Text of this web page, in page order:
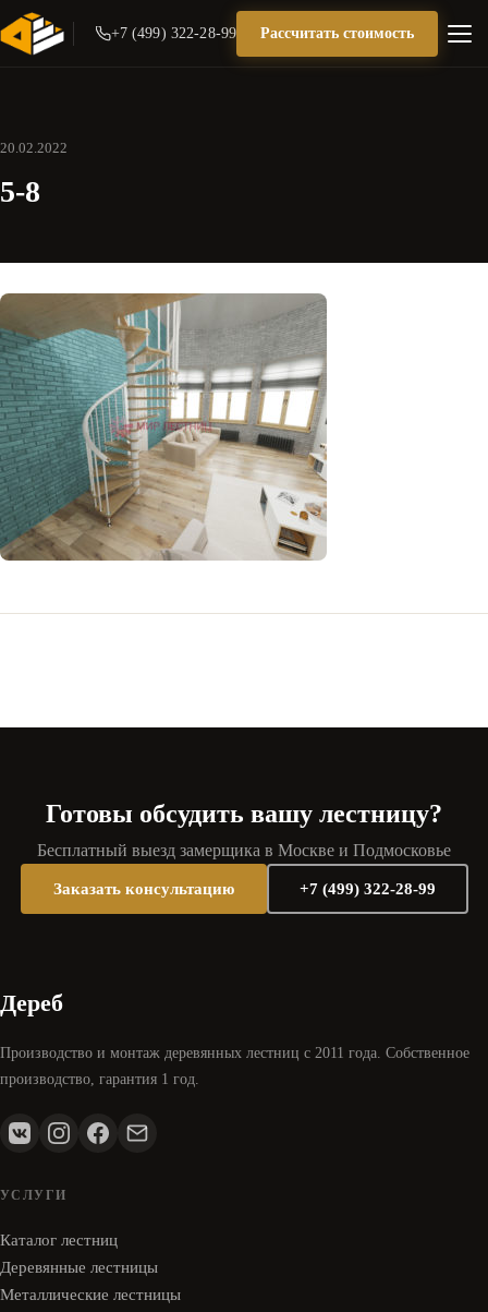
+7 (499) 322-28-99 Рассчитать стоимость
20.02.2022
5-8
Готовы обсудить вашу лестницу?
Бесплатный выезд замерщика в Москве и Подмосковье
Заказать консультацию +7 (499) 322-28-99
Дереб
Производство и монтаж деревянных лестниц с 2011 года. Собственное
производство, гарантия 1 год.
УСЛУГИ
Каталог лестниц
Деревянные лестницы
Металлические лестницы